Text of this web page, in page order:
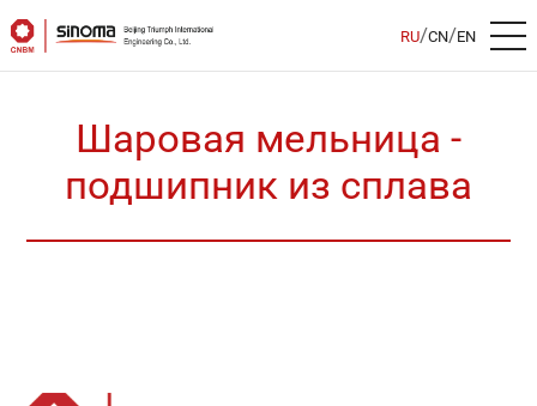
RU/CN/EN
Шаровая мельница -
подшипник из сплава